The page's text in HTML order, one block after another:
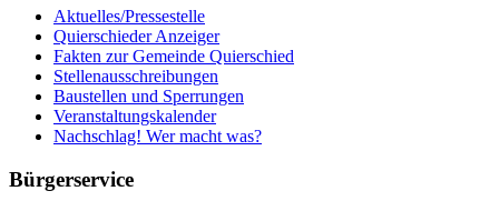
Aktuelles/Pressestelle
Quierschieder Anzeiger
Fakten zur Gemeinde Quierschied
Stellenausschreibungen
Baustellen und Sperrungen
Veranstaltungskalender
Nachschlag! Wer macht was?
Bürgerservice